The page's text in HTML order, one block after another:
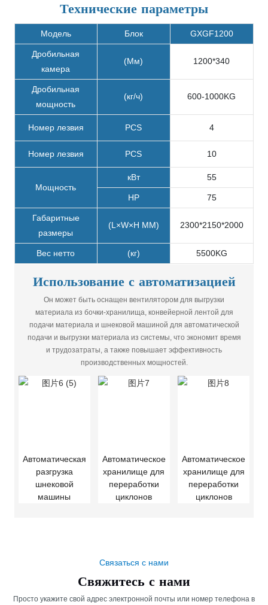
Технические параметры
Модель Блок GXGF1200
Дробильная
камера
(Мм) 1200*340
Дробильная
мощность
(кг/ч) 600-1000KG
Номер лезвия PCS 4
Номер лезвия PCS 10
Мощность
кВт 55
HP 75
Габаритные
размеры
(L×W×H MM) 2300*2150*2000
Вес нетто (кг) 5500KG
Использование с автоматизацией
Он может быть оснащен вентилятором для выгрузки
материала из бочки-хранилища, конвейерной лентой для
подачи материала и шнековой машиной для автоматической
подачи и выгрузки материала из системы, что экономит время
и трудозатраты, а также повышает эффективность
производственных мощностей.
Автоматическая
разгрузка
шнековой
машины
Автоматическое
хранилище для
переработки
циклонов
Автоматическое
хранилище для
переработки
циклонов
Связаться с нами
Свяжитесь с нами
Просто укажите свой адрес электронной почты или номер телефона в